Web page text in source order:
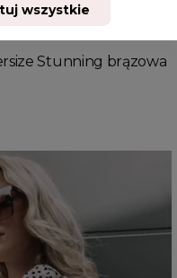
Stunning brązowa
wszystkie